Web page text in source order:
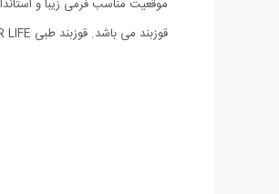
قوزبند می باشد. قوزبند طبی BETER LIFE فری سایز بوده و برای افرادی که دور کمر آنها از 85 سانتی متر به بالا می باشد مناسب است.